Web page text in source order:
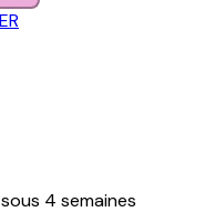
4 semaines